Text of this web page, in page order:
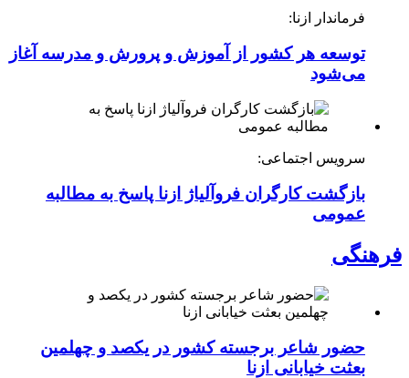
فرماندار ازنا:
توسعه هر کشور از آموزش و پرورش و مدرسه آغاز
می‌شود
سرویس اجتماعی:
بازگشت کارگران فروآلیاژ ازنا پاسخ به مطالبه
عمومی
فرهنگی
حضور شاعر برجسته کشور در یکصد و چهلمین
بعثت خیابانی ازنا